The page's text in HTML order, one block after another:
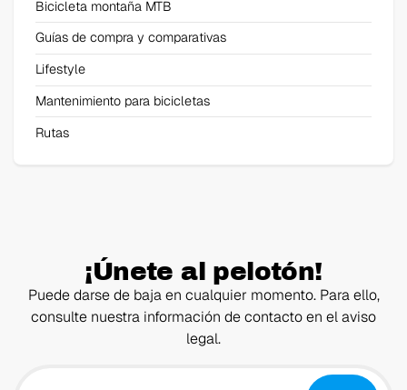
Bicicleta montaña MTB
Guías de compra y comparativas
Lifestyle
Mantenimiento para bicicletas
Rutas
¡Únete al pelotón!
Puede darse de baja en cualquier momento. Para ello,
consulte nuestra información de contacto en el aviso
legal.